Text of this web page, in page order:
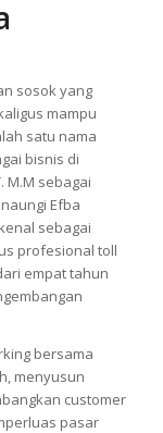
sosok yang
mampu
satu nama
bisnis di
M.M sebagai
Efba
sebagai
profesional toll
empat tahun
bersama
menyusun
customer
pasar